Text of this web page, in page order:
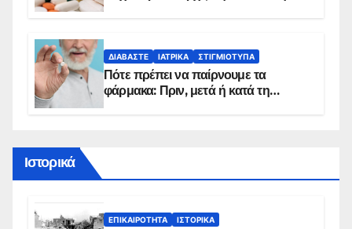
ΔΙΑΒΆΣΤΕ ΙΑΤΡΙΚΆ ΣΤΙΓΜΙΌΤΥΠΑ
Πότε πρέπει να παίρνουμε τα
φάρμακα: Πριν, μετά ή κατά τη
Ιστορικά
ΕΠΙΚΑΙΡΌΤΗΤΑ ΙΣΤΟΡΙΚΆ